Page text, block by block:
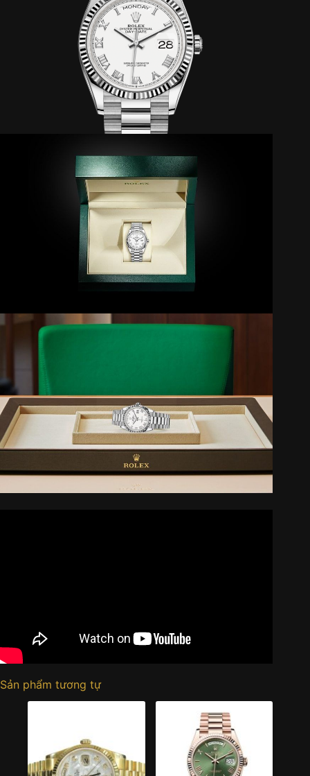
Sản phẩm tương tự